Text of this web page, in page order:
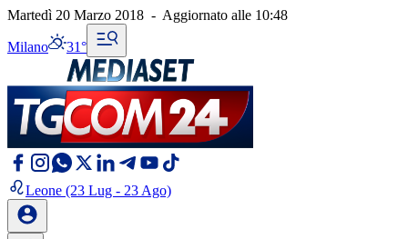
Martedì 20 Marzo 2018 - Aggiornato alle 10:48
Milano 31°
Leone (23 Lug - 23 Ago)